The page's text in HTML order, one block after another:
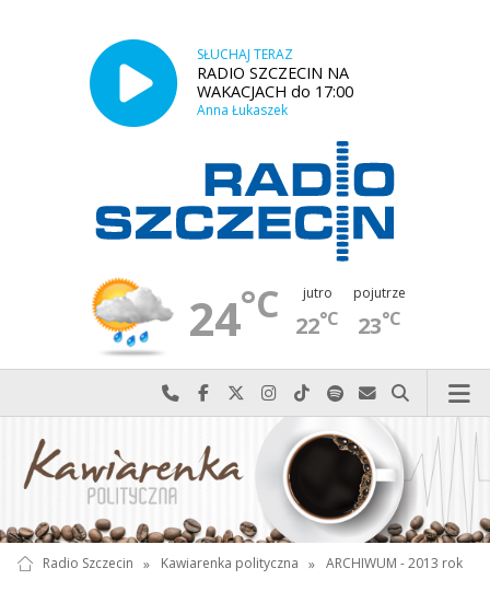
SŁUCHAJ TERAZ
RADIO SZCZECIN NA
WAKACJACH do 17:00
Anna Łukaszek
24°C jutro
22°C
pojutrze
23°C
Najlepiej po prostu do nas zadzwoń
Odwiedź nas na Facebook-u
Odwiedź nas na X
Odwiedź nas na Instagram-ie
Odwiedź nas na TikTok-u
Szukaj nas na Spotify
Wyślij do nas
Szukaj
Radio Szczecin » Kawiarenka polityczna » ARCHIWUM - 2013 rok